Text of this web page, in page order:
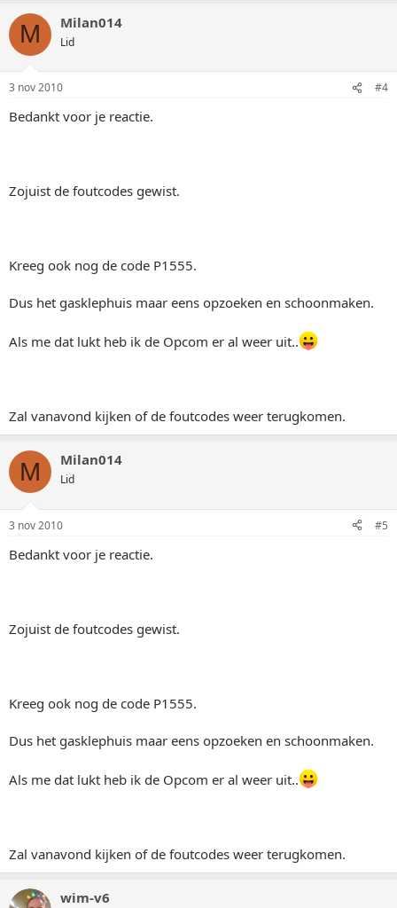
M Milan014
Lid
3 nov 2010 #4
Bedankt voor je reactie.
Zojuist de foutcodes gewist.
Kreeg ook nog de code P1555.
Dus het gasklephuis maar eens opzoeken en schoonmaken.
Als me dat lukt heb ik de Opcom er al weer uit..
Zal vanavond kijken of de foutcodes weer terugkomen.
M Milan014
Lid
3 nov 2010 #5
Bedankt voor je reactie.
Zojuist de foutcodes gewist.
Kreeg ook nog de code P1555.
Dus het gasklephuis maar eens opzoeken en schoonmaken.
Als me dat lukt heb ik de Opcom er al weer uit..
Zal vanavond kijken of de foutcodes weer terugkomen.
wim-v6